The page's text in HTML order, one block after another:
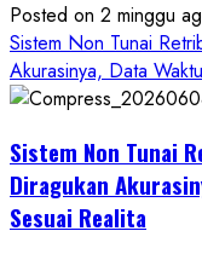
Posted on 2 minggu
Sistem Non Tunai
Akurasinya, Data
Sistem Non Tunai
Diragukan
Sesuai Realita